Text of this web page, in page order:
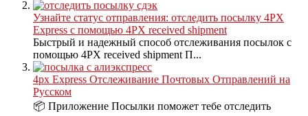
Узнайте статус отправления: отследить посылку 4PX
Express с помощью 4PX received shipment
Быстрый и надежный способ отслеживания посылок с
помощью 4PX received shipment П...
4px Express Отслеживание Почтовых Отправлений на
Русском
📦 Приложение Посылки поможет тебе отследить